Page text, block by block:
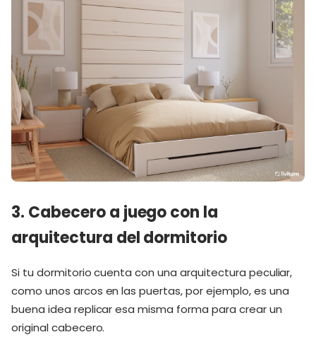
3. Cabecero a juego con la
arquitectura del dormitorio
Si tu dormitorio cuenta con una arquitectura peculiar,
como unos arcos en las puertas, por ejemplo, es una
buena idea replicar esa misma forma para crear un
original cabecero.